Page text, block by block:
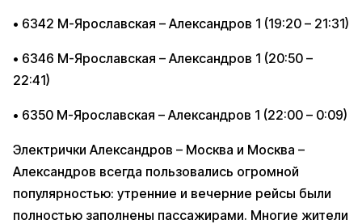
• 6342 М-Ярославская – Александров 1 (19:20 – 21:31)
• 6346 М-Ярославская – Александров 1 (20:50 –
22:41)
• 6350 М-Ярославская – Александров 1 (22:00 – 0:09)
Электрички Александров – Москва и Москва –
Александров всегда пользовались огромной
популярностью: утренние и вечерние рейсы были
полностью заполнены пассажирами. Многие жители